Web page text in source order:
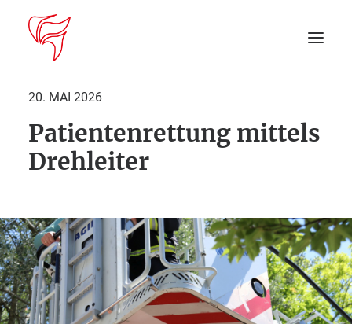
Startseite
DEIN EINSATZ
Suche
20. MAI 2026
Patientenrettung mittels
Drehleiter